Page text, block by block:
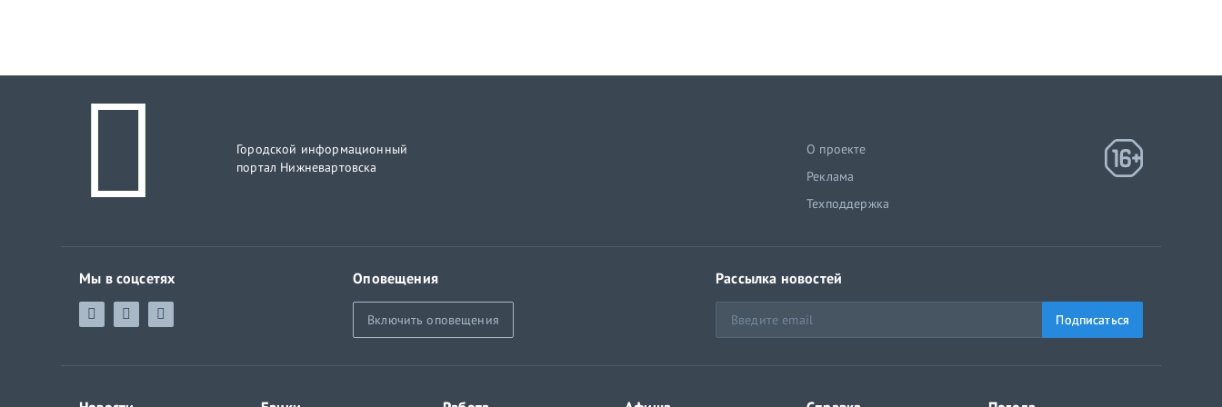
Городской информационный
портал Нижневартовска
О проекте
Реклама
Техподдержка
Мы в соцсетях Оповещения
Включить оповещения
Рассылка новостей
Подписаться